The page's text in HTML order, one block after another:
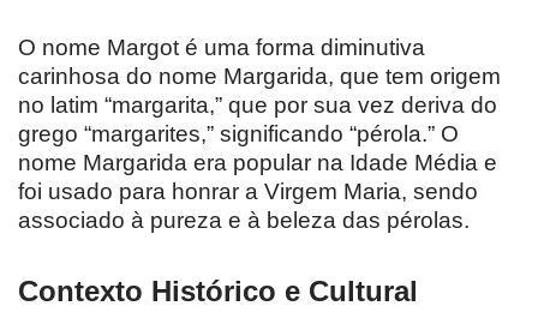
O nome Margot é uma forma diminutiva
carinhosa do nome Margarida, que tem origem
no latim “margarita,” que por sua vez deriva do
grego “margarites,” significando “pérola.” O
nome Margarida era popular na Idade Média e
foi usado para honrar a Virgem Maria, sendo
associado à pureza e à beleza das pérolas.
Contexto Histórico e Cultural